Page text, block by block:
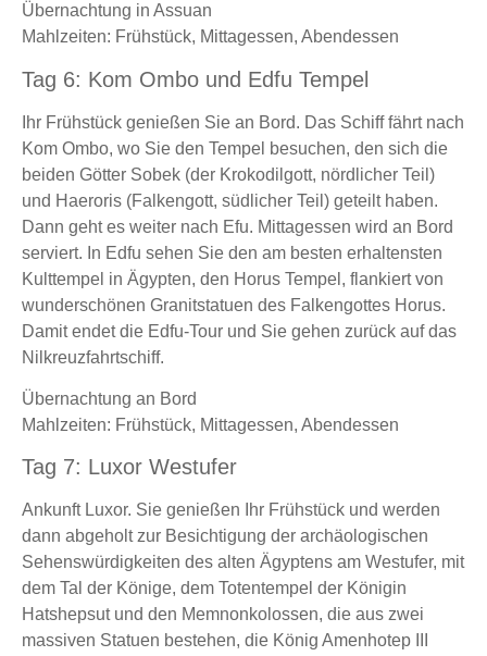
Übernachtung in Assuan
Mahlzeiten: Frühstück, Mittagessen, Abendessen
Tag 6: Kom Ombo und Edfu Tempel
Ihr Frühstück genießen Sie an Bord. Das Schiff fährt nach
Kom Ombo, wo Sie den Tempel besuchen, den sich die
beiden Götter Sobek (der Krokodilgott, nördlicher Teil)
und Haeroris (Falkengott, südlicher Teil) geteilt haben.
Dann geht es weiter nach Efu. Mittagessen wird an Bord
serviert. In Edfu sehen Sie den am besten erhaltensten
Kulttempel in Ägypten, den Horus Tempel, flankiert von
wunderschönen Granitstatuen des Falkengottes Horus.
Damit endet die Edfu-Tour und Sie gehen zurück auf das
Nilkreuzfahrtschiff.
Übernachtung an Bord
Mahlzeiten: Frühstück, Mittagessen, Abendessen
Tag 7: Luxor Westufer
Ankunft Luxor. Sie genießen Ihr Frühstück und werden
dann abgeholt zur Besichtigung der archäologischen
Sehenswürdigkeiten des alten Ägyptens am Westufer, mit
dem Tal der Könige, dem Totentempel der Königin
Hatshepsut und den Memnonkolossen, die aus zwei
massiven Statuen bestehen, die König Amenhotep III